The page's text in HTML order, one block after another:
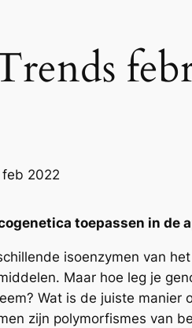
2022
toepassen in de
isoenzymen van
Maar hoe leg je
Wat is de juiste manier
zijn polymorfismes van